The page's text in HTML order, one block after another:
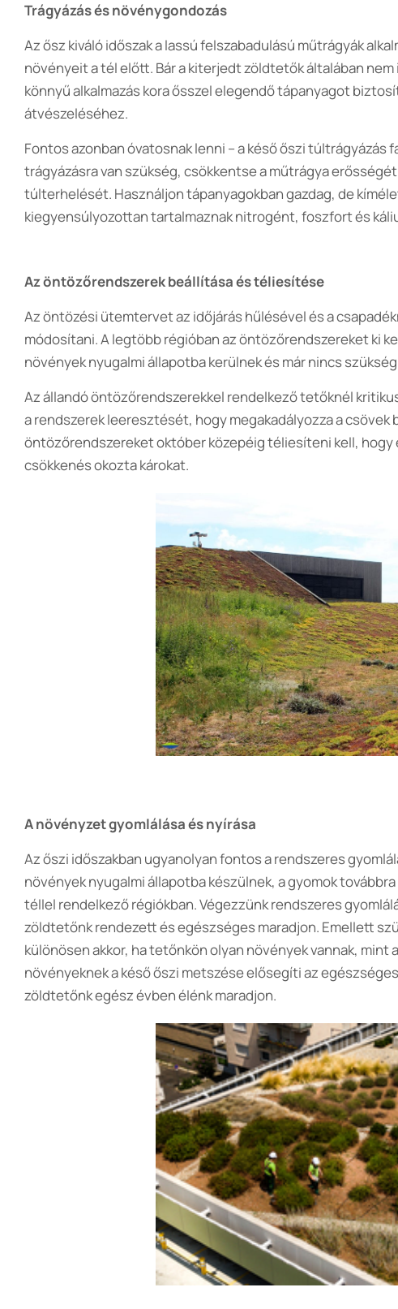
Trágyázás és növénygondozás
Az ősz kiváló időszak a lassú felszabadulású műtrágyák
növényeit a tél előtt. Bár a kiterjedt zöldtetők általában
könnyű alkalmazás kora ősszel elegendő tápanyagot
átvészeléséhez.
Fontos azonban óvatosnak lenni – a késő őszi
trágyázásra van szükség, csökkentse a műtrágya
túlterhelését. Használjon tápanyagokban gazdag, de
kiegyensúlyozottan tartalmaznak nitrogént, foszfort és
Az öntözőrendszerek beállítása és téliesítése
Az öntözési ütemtervet az időjárás hűlésével és a
módosítani. A legtöbb régióban az öntözőrendszereket ki
növények nyugalmi állapotba kerülnek és már nincs
Az állandó öntözőrendszerekkel rendelkező tetőknél
a rendszerek leeresztését, hogy megakadályozza a
öntözőrendszereket október közepéig téliesíteni kell,
csökkenés okozta károkat.
A növényzet gyomlálása és nyírása
Az őszi időszakban ugyanolyan fontos a rendszeres
növények nyugalmi állapotba készülnek, a gyomok
téllel rendelkező régiókban. Végezzünk rendszeres
zöldtetőnk rendezett és egészséges maradjon. Emellett
különösen akkor, ha tetőnkön olyan növények vannak, mint
növényeknek a késő őszi metszése elősegíti az
zöldtetőnk egész évben élénk maradjon.